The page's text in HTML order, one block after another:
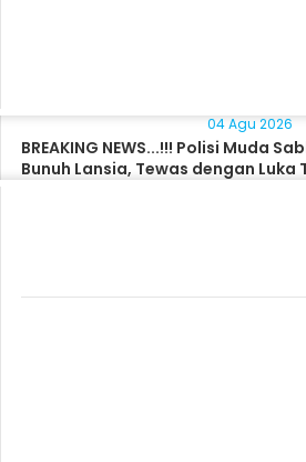
04 Agu 2026
BREAKING NEWS...!!! Polisi Muda
Bunuh Lansia, Tewas dengan